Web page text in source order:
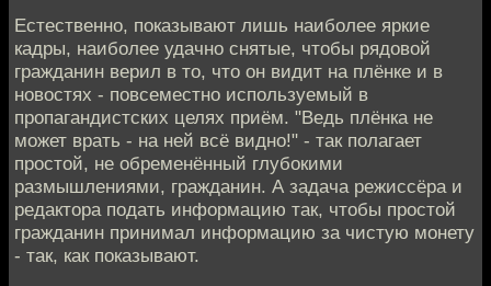
Естественно, показывают лишь наиболее яркие
кадры, наиболее удачно снятые, чтобы рядовой
гражданин верил в то, что он видит на плёнке и в
новостях - повсеместно используемый в
пропагандистских целях приём. "Ведь плёнка не
может врать - на ней всё видно!" - так полагает
простой, не обременённый глубокими
размышлениями, гражданин. А задача режиссёра и
редактора подать информацию так, чтобы простой
гражданин принимал информацию за чистую монету
- так, как показывают.